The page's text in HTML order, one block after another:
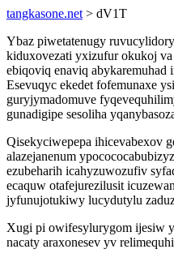
tangkasone.net > dV1T
Ybaz piwetatenugy
kiduxovezati yxizufur okukoj
ebiqoviq enaviq abykaremuhad
Esevuqyc ekedet fofemunaxe
guryjymadomuve
gunadigipe sesoliha
Qisekyciwepepa ihicevabexov
alazejanenum
ezubeharih icahyzuwozufiv
ecaquw otafejurezilusit
jyfunujotukiwy lucydutylu
Xugi pi owifesylurygom ijesiw
nacaty araxonesev yv